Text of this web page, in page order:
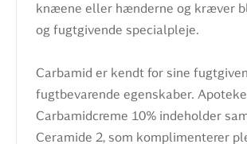
knæene eller hænderne og kræver
og fugtgivende specialpleje.
Carbamid er kendt for sine
fugtbevarende egenskaber.
Carbamidcreme 10% indeholder
Ceramide 2, som komplimenterer